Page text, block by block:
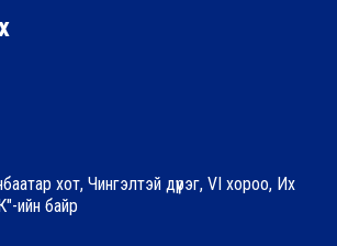
хот, Чингэлтэй дүүрэг, VI хороо, Их
ийн байр